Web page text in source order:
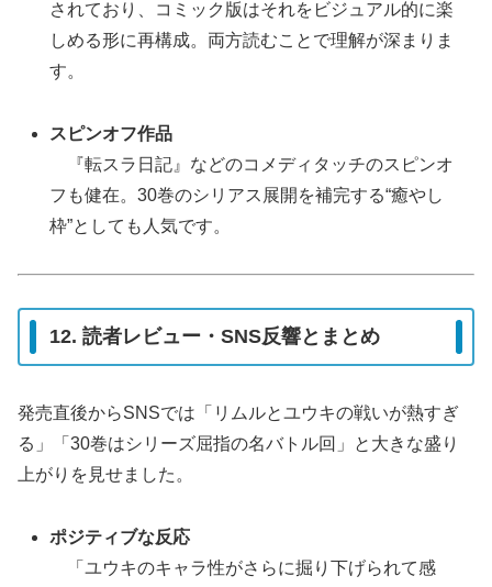
されており、コミック版はそれをビジュアル的に楽
しめる形に再構成。両方読むことで理解が深まりま
す。
スピンオフ作品
『転スラ日記』などのコメディタッチのスピンオ
フも健在。30巻のシリアス展開を補完する“癒やし
枠”としても人気です。
12. 読者レビュー・SNS反響とまとめ
発売直後からSNSでは「リムルとユウキの戦いが熱すぎ
る」「30巻はシリーズ屈指の名バトル回」と大きな盛り
上がりを見せました。
ポジティブな反応
「ユウキのキャラ性がさらに掘り下げられて感